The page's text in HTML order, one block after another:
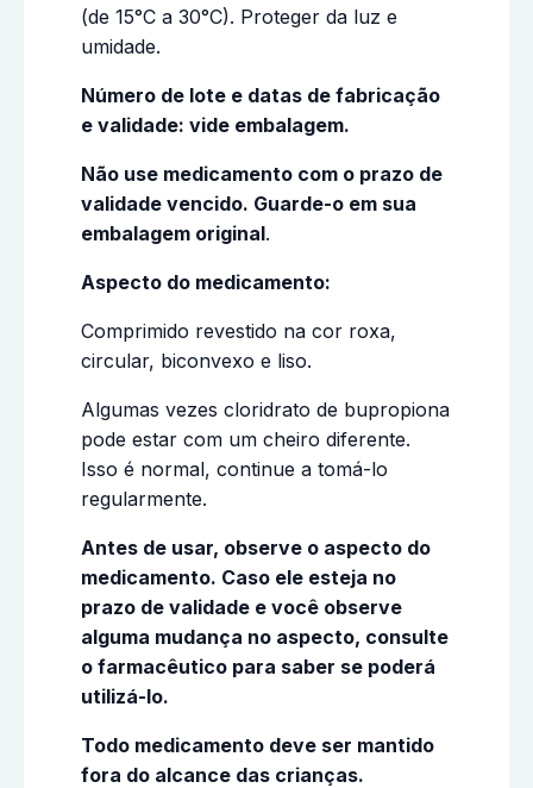
(de 15°C a 30°C). Proteger da luz e
umidade.
Número de lote e datas de fabricação
e validade: vide embalagem.
Não use medicamento com o prazo de
validade vencido. Guarde-o em sua
embalagem original.
Aspecto do medicamento:
Comprimido revestido na cor roxa,
circular, biconvexo e liso.
Algumas vezes cloridrato de bupropiona
pode estar com um cheiro diferente.
Isso é normal, continue a tomá-lo
regularmente.
Antes de usar, observe o aspecto do
medicamento. Caso ele esteja no
prazo de validade e você observe
alguma mudança no aspecto, consulte
o farmacêutico para saber se poderá
utilizá-lo.
Todo medicamento deve ser mantido
fora do alcance das crianças.